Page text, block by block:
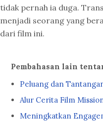
tidak pernah ia duga.
menjadi seorang yang
dari film ini.
Pembahasan lain
Peluang dan
Alur Cerita Film
Meningkatkan